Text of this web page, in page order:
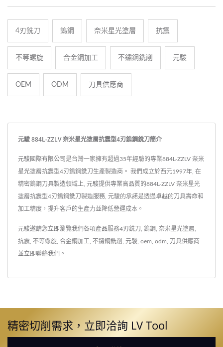
4刃銑刀 鎢鋼 奈米星光塗層 抗震
不等螺旋 合金鋼加工 不鏽鋼銑削 元駿
OEM ODM 刀具供應商
元駿 884L-ZZLV 奈米星光塗層抗震型4刃鎢鋼銑刀簡介
元駿國際有限公司是台灣一家擁有超過35年經驗的專業884L-ZZLV 奈米
星光塗層抗震型4刃鎢鋼銑刀生產製造商。 我們成立於西元1997年, 在
精密鎢鋼刀具製造領域上, 元駿提供專業高品質的884L-ZZLV 奈米星光
塗層抗震型4刃鎢鋼銑刀製造服務, 元駿的承諾是透過卓越的刀具壽命和
加工精度，提升客戶的生產力並降低營運成本。
元駿邀請您立即瀏覽我們各項產品服務4刃銑刀 鎢鋼 奈米星光塗層
抗震 不等螺旋 合金鋼加工 不鏽鋼銑削 元駿 oem odm 刀具供應商
並立即聯絡我們 。
精密切削需求，立即洽詢 LV Tool